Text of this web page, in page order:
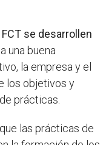
se desarrollen
una buena
la empresa y el
los objetivos y
prácticas.
las prácticas de